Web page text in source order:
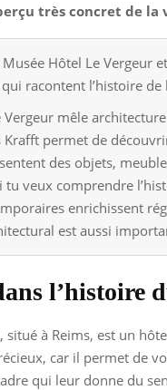
très concret de
Musée Hôtel Le Vergeur
racontent l’histoire de
Vergeur mêle
Krafft permet de
des objets,
tu veux comprendre
enrichissent
est aussi
l’histoire
, situé à Reims, est un
car il permet de
qui leur donne du